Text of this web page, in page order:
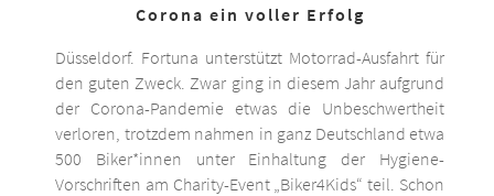
Corona ein voller Erfolg
Düsseldorf. Fortuna unterstützt Motorrad-Ausfahrt für
den guten Zweck. Zwar ging in diesem Jahr aufgrund
der Corona-Pandemie etwas die Unbeschwertheit
verloren, trotzdem nahmen in ganz Deutschland etwa
500 Biker*innen unter Einhaltung der Hygiene-
Vorschriften am Charity-Event „Biker4Kids“ teil. Schon